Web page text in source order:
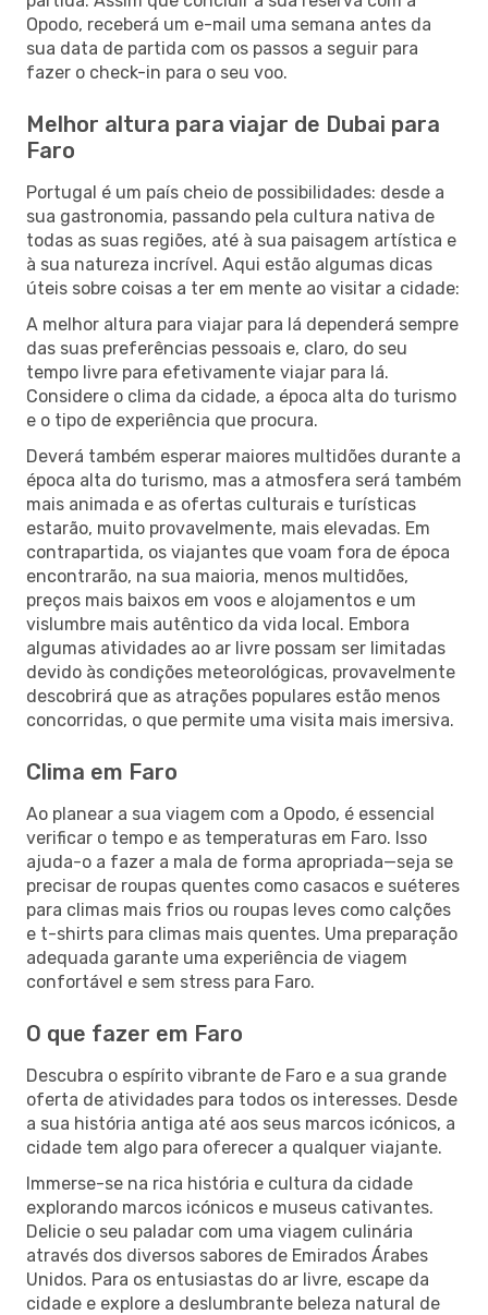
Opodo, receberá um e-mail uma semana antes da
sua data de partida com os passos a seguir para
fazer o check-in para o seu voo.
Melhor altura para viajar de Dubai para
Faro
Portugal é um país cheio de possibilidades: desde a
sua gastronomia, passando pela cultura nativa de
todas as suas regiões, até à sua paisagem artística e
à sua natureza incrível. Aqui estão algumas dicas
úteis sobre coisas a ter em mente ao visitar a cidade:
A melhor altura para viajar para lá dependerá sempre
das suas preferências pessoais e, claro, do seu
tempo livre para efetivamente viajar para lá.
Considere o clima da cidade, a época alta do turismo
e o tipo de experiência que procura.
Deverá também esperar maiores multidões durante a
época alta do turismo, mas a atmosfera será também
mais animada e as ofertas culturais e turísticas
estarão, muito provavelmente, mais elevadas. Em
contrapartida, os viajantes que voam fora de época
encontrarão, na sua maioria, menos multidões,
preços mais baixos em voos e alojamentos e um
vislumbre mais autêntico da vida local. Embora
algumas atividades ao ar livre possam ser limitadas
devido às condições meteorológicas, provavelmente
descobrirá que as atrações populares estão menos
concorridas, o que permite uma visita mais imersiva.
Clima em Faro
Ao planear a sua viagem com a Opodo, é essencial
verificar o tempo e as temperaturas em Faro. Isso
ajuda-o a fazer a mala de forma apropriada—seja se
precisar de roupas quentes como casacos e suéteres
para climas mais frios ou roupas leves como calções
e t-shirts para climas mais quentes. Uma preparação
adequada garante uma experiência de viagem
confortável e sem stress para Faro.
O que fazer em Faro
Descubra o espírito vibrante de Faro e a sua grande
oferta de atividades para todos os interesses. Desde
a sua história antiga até aos seus marcos icónicos, a
cidade tem algo para oferecer a qualquer viajante.
Immerse-se na rica história e cultura da cidade
explorando marcos icónicos e museus cativantes.
Delicie o seu paladar com uma viagem culinária
através dos diversos sabores de Emirados Árabes
Unidos. Para os entusiastas do ar livre, escape da
cidade e explore a deslumbrante beleza natural de